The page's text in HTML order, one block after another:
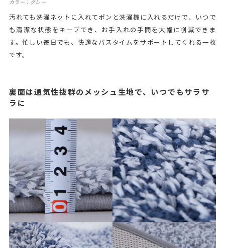
カラー：グレー
汚れても洗濯ネットに入れてポンと洗濯機に入れるだけで、いつで
も清潔な状態をキープでき、お手入れの手間を大幅に削減できま
す。忙しい毎日でも、快適なバスタイムをサポートしてくれる一枚
です。
裏面は通気性抜群のメッシュ生地で、いつでもサラサ
ラに